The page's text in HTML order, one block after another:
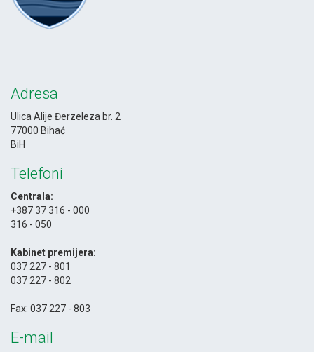
Adresa
Ulica Alije Đerzeleza br. 2
77000 Bihać
BiH
Telefoni
Centrala:
+387 37 316 - 000
316 - 050
Kabinet premijera:
037 227 - 801
037 227 - 802
Fax: 037 227 - 803
E-mail